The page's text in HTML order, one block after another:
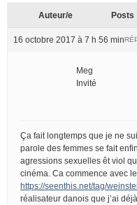
Auteur/e Posts
16 octobre 2017 à 7 h 56 min
Meg
Invité
Ça fait longtemps que je ne
parole des femmes se fait
agressions sexuelles êt viol
cinéma. Ca commence avec
https://seenthis.net/tag/
réalisateur danois que j’ai